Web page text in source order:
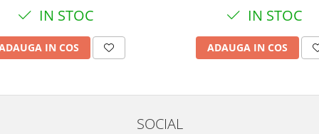
IN STOC
IN COS
IN STOC
ADAUGA IN COS
SOCIAL